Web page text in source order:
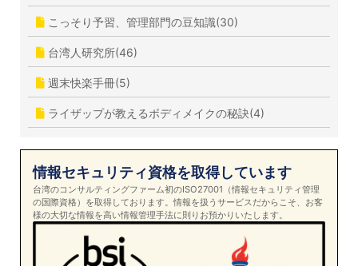
こっそり予習、管理部門の豆知識(30)
台湾人研究所(46)
週末快楽手冊(5)
ライザップが教えるボディメイクの秘訣(4)
情報セキュリティ資格を取得しています
台湾のコンサルティングファーム初のISO27001（情報セキュリティ管理
の国際資格）を取得しております。情報を扱うサービスだからこそ、お客
様の大切な情報を高い情報管理手法に則りお預かりいたします。